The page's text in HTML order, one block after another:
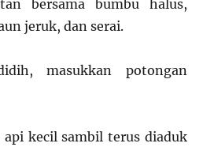
bersama bumbu halus,
jeruk, dan serai.
masukkan potongan
api kecil sambil terus diaduk